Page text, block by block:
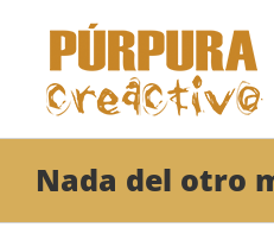
contenido
Nada del otro